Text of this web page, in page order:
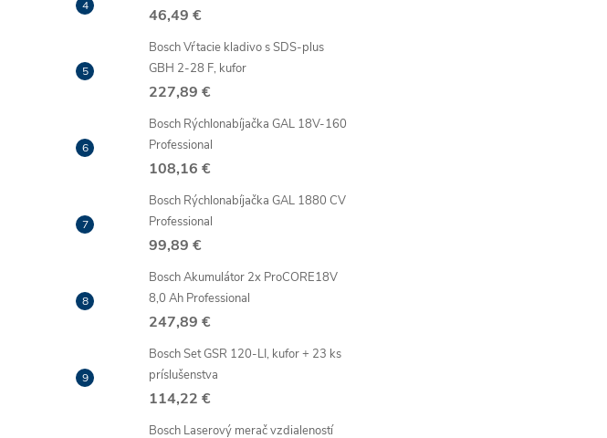
46,49 €
Bosch Vŕtacie kladivo s SDS-plus
GBH 2-28 F, kufor
227,89 €
Bosch Rýchlonabíjačka GAL 18V-160
Professional
108,16 €
Bosch Rýchlonabíjačka GAL 1880 CV
Professional
99,89 €
Bosch Akumulátor 2x ProCORE18V
8,0 Ah Professional
247,89 €
Bosch Set GSR 120-LI, kufor + 23 ks
príslušenstva
114,22 €
Bosch Laserový merač vzdialeností